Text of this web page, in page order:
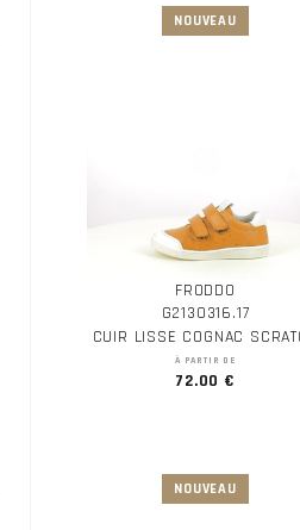
FRODDO
G2130316.17
CUIR LISSE COGNAC
À PARTIR DE
72.00 €